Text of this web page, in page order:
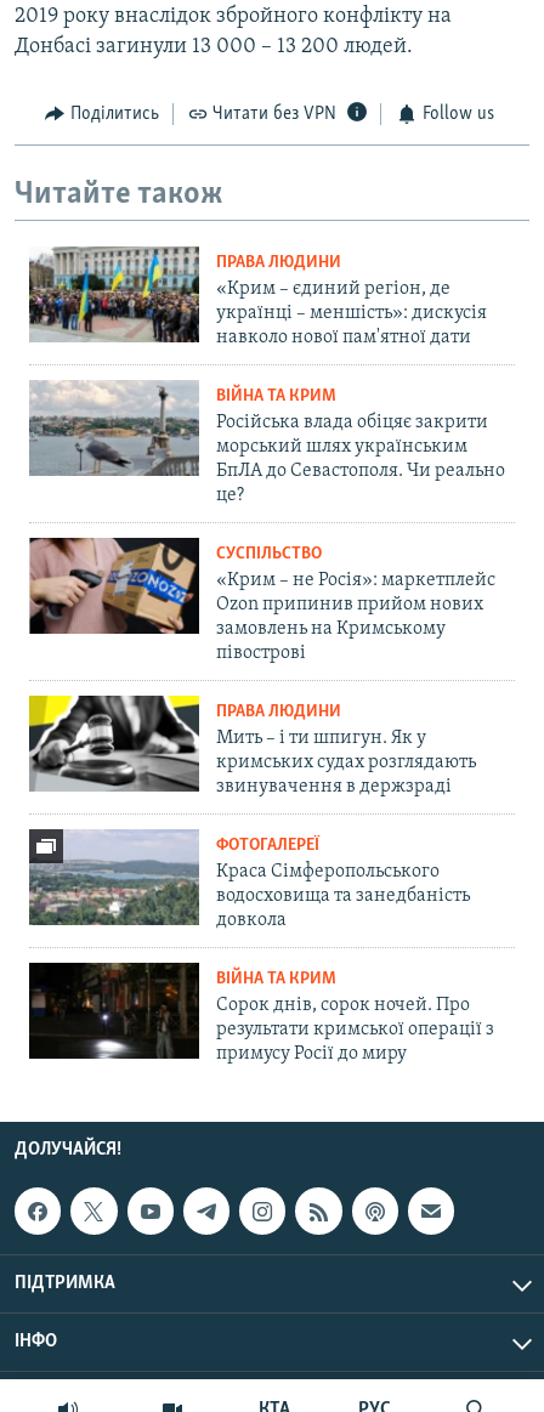
2019 року внаслідок збройного конфлікту на
Донбасі загинули 13 000 – 13 200 людей.
Поділитись Читати без VPN Follow us
Читайте також
ПРАВА ЛЮДИНИ
«Крим – єдиний регіон, де
українці – меншість»: дискусія
навколо нової пам'ятної дати
ВІЙНА ТА КРИМ
Російська влада обіцяє закрити
морський шлях українським
БпЛА до Севастополя. Чи реально
це?
СУСПІЛЬСТВО
«Крим – не Росія»: маркетплейс
Ozon припинив прийом нових
замовлень на Кримському
півострові
ПРАВА ЛЮДИНИ
Мить – і ти шпигун. Як у
кримських судах розглядають
звинувачення в держзраді
ФОТОГАЛЕРЕЇ
Краса Сімферопольського
водосховища та занедбаність
довкола
ВІЙНА ТА КРИМ
Сорок днів, сорок ночей. Про
результати кримської операції з
примусу Росії до миру
ДОЛУЧАЙСЯ!
ПІДТРИМКА
ІНФО
© Крим.Реалії, 2026 | Усі права застережено.